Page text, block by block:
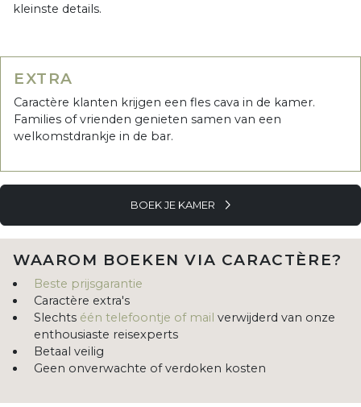
kleinste details.
EXTRA
Caractère klanten krijgen een fles cava in de kamer.
Families of vrienden genieten samen van een
welkomstdrankje in de bar.
BOEK JE KAMER
WAAROM BOEKEN VIA CARACTÈRE?
Beste prijsgarantie
Caractère extra's
Slechts één telefoontje of mail verwijderd van onze
enthousiaste reisexperts
Betaal veilig
Geen onverwachte of verdoken kosten